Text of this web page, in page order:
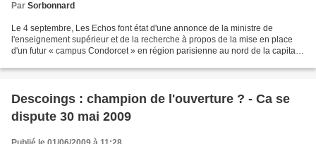
Par Sorbonnard
Le 4 septembre, Les Echos font état d'une annonce de la ministre de
l'enseignement supérieur et de la recherche à propos de la mise en place
d'un futur « campus Condorcet » en région parisienne au nord de la capitale,
Descoings : champion de l'ouverture ? - Ca se
dispute 30 mai 2009